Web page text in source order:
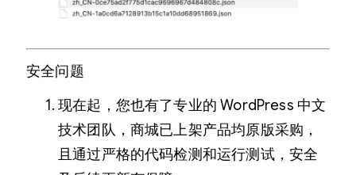
安全问题
现在起，您也有了专业的 WordPress 中文
技术团队，商城已上架产品均原版采购，
且通过严格的代码检测和运行测试，安全